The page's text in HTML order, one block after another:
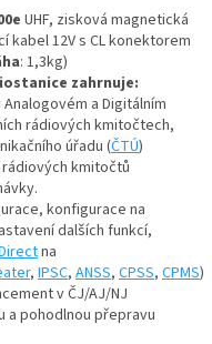
UHF, zisková magnetická
kabel 12V s CL konektorem
: 1,3kg)
zahrnuje:
a Digitálním
rádiových kmitočtech,
úřadu (ČTÚ)
kmitočtů
konfigurace na
dalších funkcí,
na
, IPSC, ANSS, CPSS, CPMS)
v ČJ/AJ/NJ
a pohodlnou přepravu